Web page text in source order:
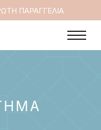
ΠΑΡΑΓΓΕΛΙΑ